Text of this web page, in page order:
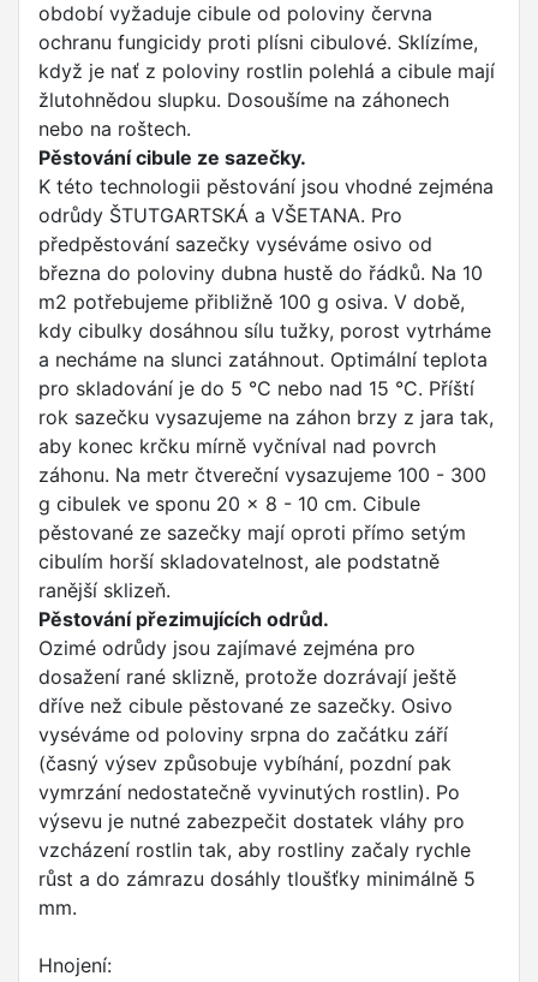
období vyžaduje cibule od poloviny června
ochranu fungicidy proti plísni cibulové. Sklízíme,
když je nať z poloviny rostlin polehlá a cibule mají
žlutohnědou slupku. Dosoušíme na záhonech
nebo na roštech.
Pěstování cibule ze sazečky.
K této technologii pěstování jsou vhodné zejména
odrůdy ŠTUTGARTSKÁ a VŠETANA. Pro
předpěstování sazečky vyséváme osivo od
března do poloviny dubna hustě do řádků. Na 10
m2 potřebujeme přibližně 100 g osiva. V době,
kdy cibulky dosáhnou sílu tužky, porost vytrháme
a necháme na slunci zatáhnout. Optimální teplota
pro skladování je do 5 °C nebo nad 15 °C. Příští
rok sazečku vysazujeme na záhon brzy z jara tak,
aby konec krčku mírně vyčníval nad povrch
záhonu. Na metr čtvereční vysazujeme 100 - 300
g cibulek ve sponu 20 x 8 - 10 cm. Cibule
pěstované ze sazečky mají oproti přímo setým
cibulím horší skladovatelnost, ale podstatně
ranější sklizeň.
Pěstování přezimujících odrůd.
Ozimé odrůdy jsou zajímavé zejména pro
dosažení rané sklizně, protože dozrávají ještě
dříve než cibule pěstované ze sazečky. Osivo
vyséváme od poloviny srpna do začátku září
(časný výsev způsobuje vybíhání, pozdní pak
vymrzání nedostatečně vyvinutých rostlin). Po
výsevu je nutné zabezpečit dostatek vláhy pro
vzcházení rostlin tak, aby rostliny začaly rychle
růst a do zámrazu dosáhly tloušťky minimálně 5
mm.
Hnojení: